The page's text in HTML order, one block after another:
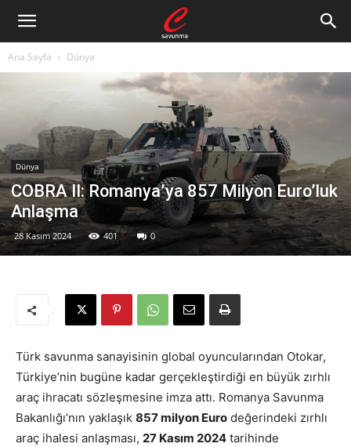
Ana Sayfa Dünya
Dünya
COBRA II: Romanya’ya 857 Milyon Euro’luk
Anlaşma
28 Kasım 2024 401 0
Türk savunma sanayisinin global oyuncularından Otokar,
Türkiye’nin bugüne kadar gerçekleştirdiği en büyük zırhlı
araç ihracatı sözleşmesine imza attı. Romanya Savunma
Bakanlığı’nın yaklaşık 857 milyon Euro değerindeki zırhlı
araç ihalesi anlaşması, 27 Kasım 2024 tarihinde